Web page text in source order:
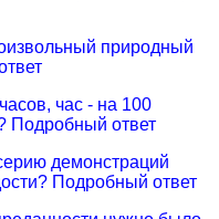
природный
час - на 100
Подробный ответ
демонстраций
Подробный ответ